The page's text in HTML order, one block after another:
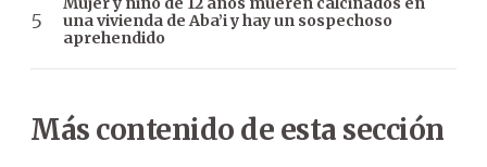
una vivienda de Aba’i y hay un sospechoso
aprehendido
Más contenido de esta sección